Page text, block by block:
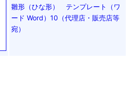
雛形（ひな形） テンプレート（ワ
ード Word）10（代理店・販売店等
宛）